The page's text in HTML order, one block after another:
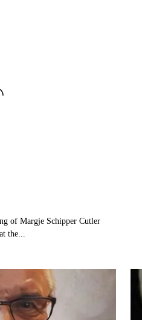
of Margje Schipper Cutler
the...